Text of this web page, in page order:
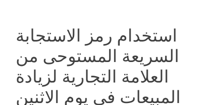
استخدام رمز الاستجابة
السريعة المستوحى من
العلامة التجارية لزيادة
المبيعات في يوم الاثنين